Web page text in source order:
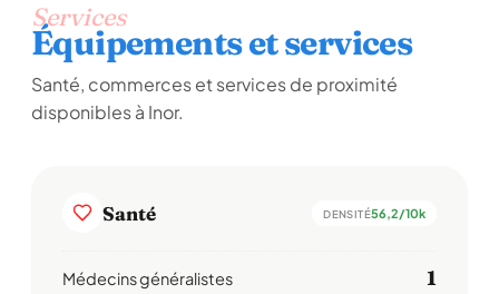
Services
Équipements et services
Santé, commerces et services de proximité
disponibles à Inor.
Santé DENSITÉ56,2/10k
Médecins généralistes 1